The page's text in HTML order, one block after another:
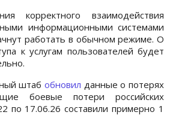
корректного взаимодействия
информационными системами
работать в обычном режиме. О
к услугам пользователей будет
штаб обновил данные о потерях
боевые потери российских
по 17.06.26 составили примерно 1